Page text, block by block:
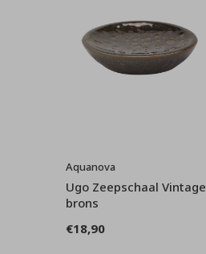
Aquanova
Ugo Zeepschaal Vintage
brons
€18,90